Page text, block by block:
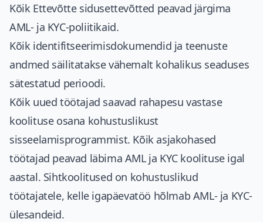
Kõik Ettevõtte sidusettevõtted peavad järgima
AML- ja KYC-poliitikaid.
Kõik identifitseerimisdokumendid ja teenuste
andmed säilitatakse vähemalt kohalikus seaduses
sätestatud perioodi.
Kõik uued töötajad saavad rahapesu vastase
koolituse osana kohustuslikust
sisseelamisprogrammist. Kõik asjakohased
töötajad peavad läbima AML ja KYC koolituse igal
aastal. Sihtkoolitused on kohustuslikud
töötajatele, kelle igapäevatöö hõlmab AML- ja KYC-
ülesandeid.